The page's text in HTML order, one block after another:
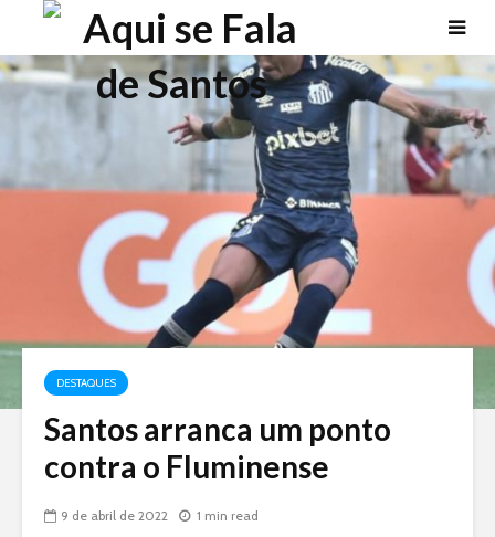
DESTAQUES
Santos arranca um ponto
contra o Fluminense
9 de abril de 2022 1 min read